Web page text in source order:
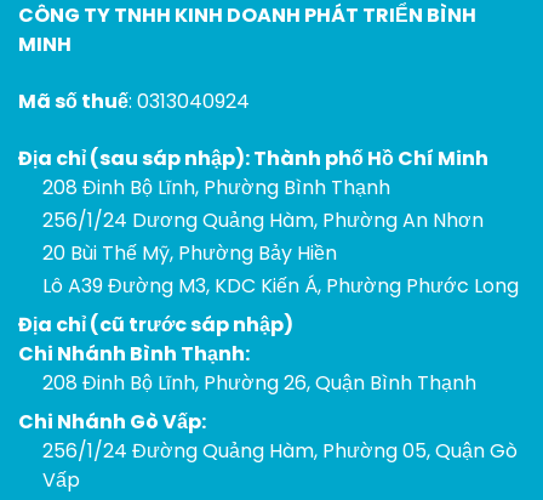
CÔNG TY TNHH KINH DOANH PHÁT TRIỂN BÌNH
MINH
Mã số thuế: 0313040924
Địa chỉ (sau sáp nhập): Thành phố Hồ Chí Minh
208 Đinh Bộ Lĩnh, Phường Bình Thạnh
256/1/24 Dương Quảng Hàm, Phường An Nhơn
20 Bùi Thế Mỹ, Phường Bảy Hiền
Lô A39 Đường M3, KDC Kiến Á, Phường Phước Long
Địa chỉ (cũ trước sáp nhập)
Chi Nhánh Bình Thạnh:
208 Đinh Bộ Lĩnh, Phường 26, Quận Bình Thạnh
Chi Nhánh Gò Vấp:
256/1/24 Đường Quảng Hàm, Phường 05, Quận Gò
Vấp